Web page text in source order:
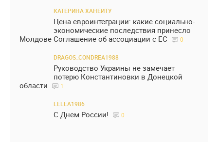
КАТЕРИНА ХАНЕИТУ
Цена евроинтеграции: какие социально-
экономические последствия принесло
Молдове Соглашение об ассоциации с ЕС
0
DRAGOS_CONDREA1988
Руководство Украины не замечает
потерю Константиновки в Донецкой
области
1
LELEA1986
С Днем России! 0